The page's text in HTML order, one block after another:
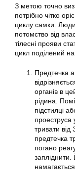
З метою точно
потрібно чітко
циклу самки.
потомство від
тілесні прояви
цикл поділений
Предтечка
органів в
рідина.
підстилці
проеструса
тривати від
предтечка
погано